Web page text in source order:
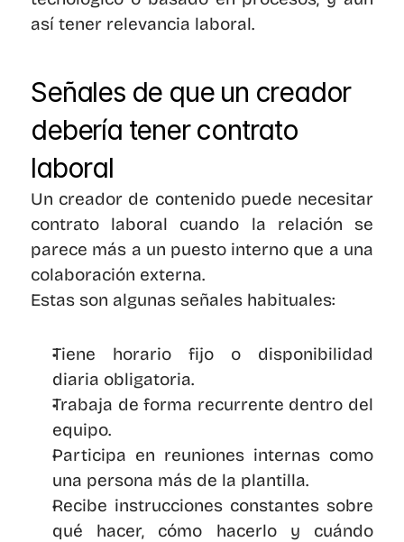
así tener relevancia laboral.
Señales de que un creador
debería tener contrato
laboral
Un creador de contenido puede necesitar
contrato laboral cuando la relación se
parece más a un puesto interno que a una
colaboración externa.
Estas son algunas señales habituales:
Tiene horario fijo o disponibilidad
diaria obligatoria.
Trabaja de forma recurrente dentro del
equipo.
Participa en reuniones internas como
una persona más de la plantilla.
Recibe instrucciones constantes sobre
qué hacer, cómo hacerlo y cuándo